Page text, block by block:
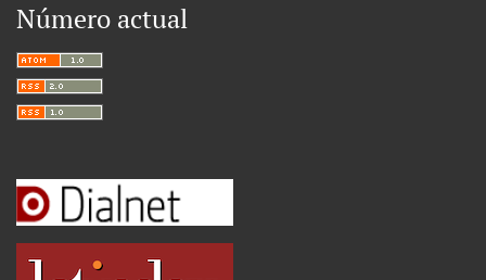
Número actual